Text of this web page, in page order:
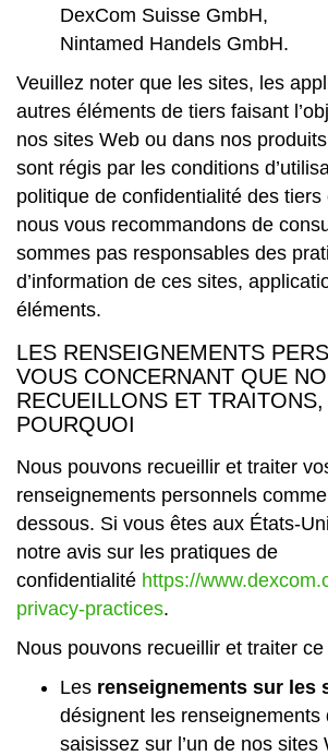
DexCom Suisse GmbH,
Nintamed Handels GmbH.
Veuillez noter que les sites, les
autres éléments de tiers faisant
nos sites Web ou dans nos
sont régis par les conditions
politique de confidentialité des
nous vous recommandons de
sommes pas responsables des
d’information de ces sites,
éléments.
LES RENSEIGNEMENTS
VOUS CONCERNANT QUE
RECUEILLONS ET
POURQUOI
Nous pouvons recueillir et traiter
renseignements personnels
dessous. Si vous êtes aux États-
notre avis sur les pratiques de
confidentialité https://
privacy-practices.
Nous pouvons recueillir et traiter
Les renseignements sur les
désignent les renseignements
saisissez sur l’un de nos sites